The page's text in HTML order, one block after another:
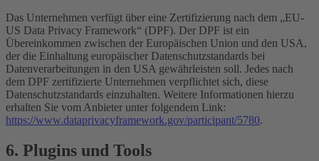
Das Unternehmen verfügt über eine Zertifizierung nach dem „EU-
US Data Privacy Framework“ (DPF). Der DPF ist ein
Übereinkommen zwischen der Europäischen Union und den USA,
der die Einhaltung europäischer Datenschutzstandards bei
Datenverarbeitungen in den USA gewährleisten soll. Jedes nach
dem DPF zertifizierte Unternehmen verpflichtet sich, diese
Datenschutzstandards einzuhalten. Weitere Informationen hierzu
erhalten Sie vom Anbieter unter folgendem Link:
https://www.dataprivacyframework.gov/participant/5780.
6. Plugins und Tools